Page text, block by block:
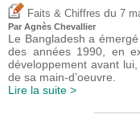
Faits & Chiffres du 7
Par Agnès Chevallier
Le Bangladesh a
des années 1990, en
développement avant
de sa main-d’oeuvre.
Lire la suite >